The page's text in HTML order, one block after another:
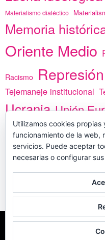
Materialismo dialéctico
Memoria
Oriente Medio
Racismo Represión
Tejemaneje institucional
Ucrania Unión
vacunas Yemen África
Utilizamos cookies
funcionamiento de la web,
servicios. Puede aceptar
necesarias o configurar